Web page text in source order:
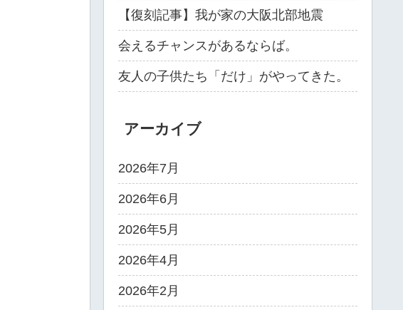
【復刻記事】我が家の大阪北部地震
会えるチャンスがあるならば。
友人の子供たち「だけ」がやってきた。
アーカイブ
2026年7月
2026年6月
2026年5月
2026年4月
2026年2月